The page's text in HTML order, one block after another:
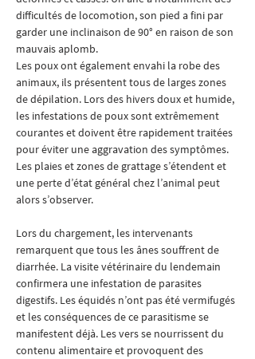
difficultés de locomotion, son pied a fini par
garder une inclinaison de 90° en raison de son
mauvais aplomb.
Les poux ont également envahi la robe des
animaux, ils présentent tous de larges zones
de dépilation. Lors des hivers doux et humide,
les infestations de poux sont extrêmement
courantes et doivent être rapidement traitées
pour éviter une aggravation des symptômes.
Les plaies et zones de grattage s’étendent et
une perte d’état général chez l’animal peut
alors s’observer.
Lors du chargement, les intervenants
remarquent que tous les ânes souffrent de
diarrhée. La visite vétérinaire du lendemain
confirmera une infestation de parasites
digestifs. Les équidés n’ont pas été vermifugés
et les conséquences de ce parasitisme se
manifestent déjà. Les vers se nourrissent du
contenu alimentaire et provoquent des